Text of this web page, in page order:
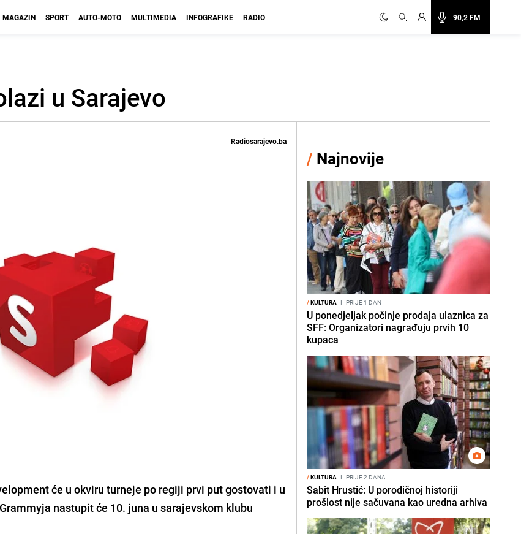
90,2 FM
MAGAZIN SPORT AUTO-MOTO MULTIMEDIA INFOGRAFIKE RADIO
u Sarajevo
Radiosarajevo.ba
će u okviru turneje po regiji prvi put gostovati i u
nastupit će 10. juna u sarajevskom klubu
/ Najnovije
/KULTURA I PRIJE 1 DAN
U ponedjeljak počinje prodaja ulaznica za
SFF: Organizatori nagrađuju prvih 10
kupaca
/KULTURA I PRIJE 2 DANA
Sabit Hrustić: U porodičnoj historiji
prošlost nije sačuvana kao uredna arhiva